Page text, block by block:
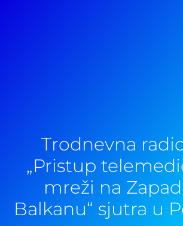
Trodnevna
„Pristup
mreži na
Balkanu“ sjutra u